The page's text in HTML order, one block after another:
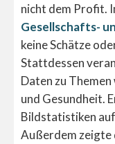
nicht dem Profit.
Gesellschafts-
keine Schätze
Stattdessen
Daten zu
und Gesundheit.
Bildstatistiken
Außerdem zeigte